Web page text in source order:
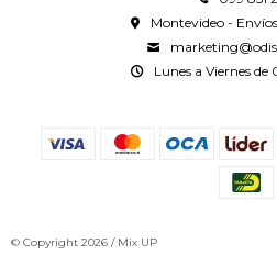
Montevideo -
Lunes a Viernes
© Copyright 2026 / Mix UP